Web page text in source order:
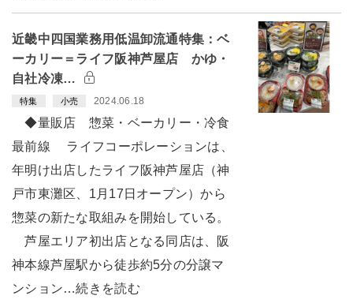
近畿中四国業務用低温卸流通特集：ベ
ーカリー＝ライフ阪神芦屋店 かゆ・
自社冷凍…
特集 小売 2024.06.18
◆量販店 惣菜・ベーカリー・冷食
最前線 ライフコーポレーションは、
年明け出店したライフ阪神芦屋店（神
戸市東灘区、1月17日オープン）から
惣菜の新たな取組みを開始している。
芦屋エリア初出店となる同店は、阪
神本線芦屋駅から徒歩約5分の分譲マ
ンション…続きを読む